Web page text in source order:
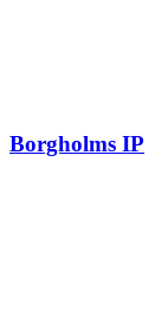
Borgholms IP